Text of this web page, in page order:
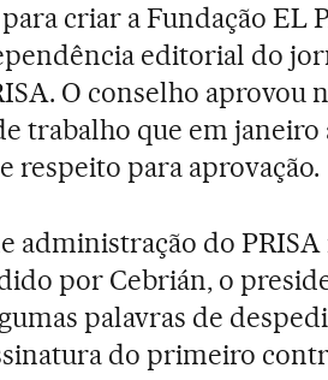
criar a Fundação EL
editorial do
O conselho aprovou
trabalho que em janeiro
respeito para aprovação.
administração do
por Cebrián, o
palavras de
do primeiro